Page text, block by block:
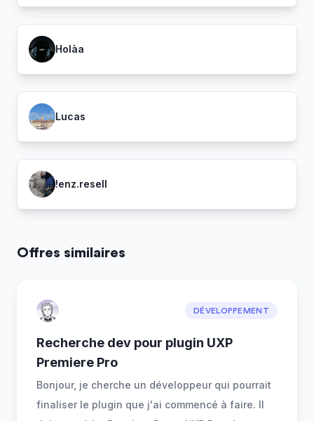
Holàa
Lucas
!enz.resell
Offres similaires
DÉVELOPPEMENT
Recherche dev pour plugin UXP
Premiere Pro
Bonjour, je cherche un développeur qui pourrait
finaliser le plugin que j'ai commencé à faire. Il